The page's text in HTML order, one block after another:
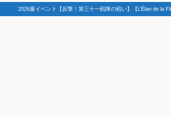
2026夏イベント【反撃！第三十一戦隊の戦い】【L’Élan de la